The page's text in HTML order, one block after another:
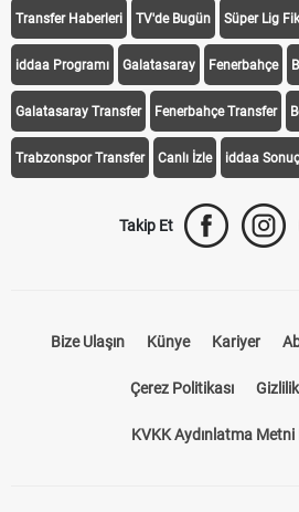
Transfer Haberleri TV'de Bugün Süper Lig
iddaa Programı Galatasaray Fenerbahçe
Galatasaray Transfer Fenerbahçe Transfer
Trabzonspor Transfer Canlı İzle iddaa
Takip Et
Bize Ulaşın Künye Kariyer
Çerez Politikası
KVKK Aydınlatma Metni